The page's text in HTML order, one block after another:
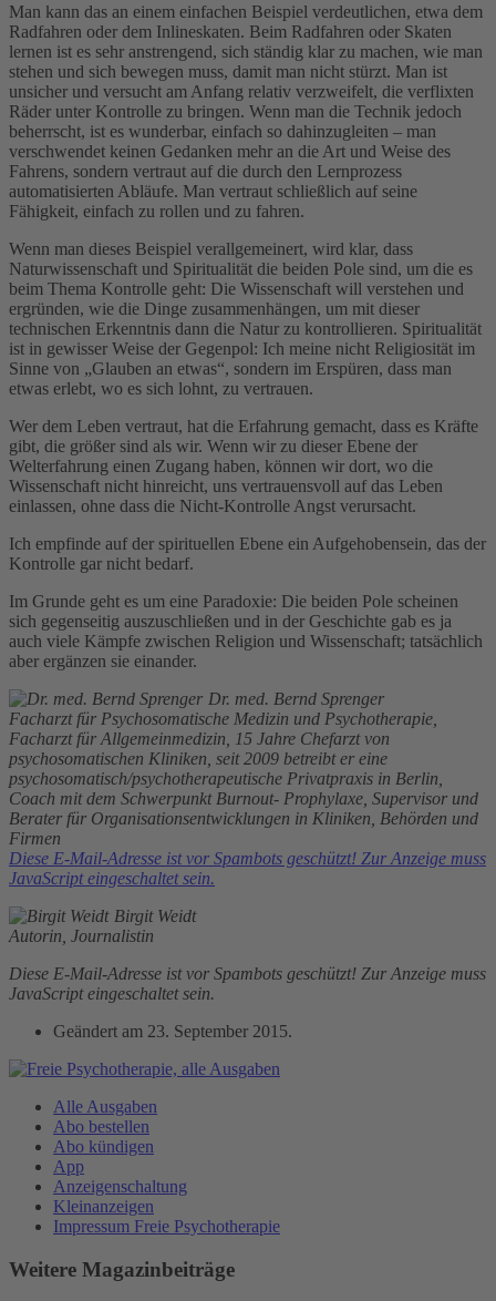
Man kann das an einem einfachen Beispiel verdeutlichen, etwa dem
Radfahren oder dem Inlineskaten. Beim Radfahren oder Skaten
lernen ist es sehr anstrengend, sich ständig klar zu machen, wie man
stehen und sich bewegen muss, damit man nicht stürzt. Man ist
unsicher und versucht am Anfang relativ verzweifelt, die verflixten
Räder unter Kontrolle zu bringen. Wenn man die Technik jedoch
beherrscht, ist es wunderbar, einfach so dahinzugleiten – man
verschwendet keinen Gedanken mehr an die Art und Weise des
Fahrens, sondern vertraut auf die durch den Lernprozess
automatisierten Abläufe. Man vertraut schließlich auf seine
Fähigkeit, einfach zu rollen und zu fahren.
Wenn man dieses Beispiel verallgemeinert, wird klar, dass
Naturwissenschaft und Spiritualität die beiden Pole sind, um die es
beim Thema Kontrolle geht: Die Wissenschaft will verstehen und
ergründen, wie die Dinge zusammenhängen, um mit dieser
technischen Erkenntnis dann die Natur zu kontrollieren. Spiritualität
ist in gewisser Weise der Gegenpol: Ich meine nicht Religiosität im
Sinne von „Glauben an etwas“, sondern im Erspüren, dass man
etwas erlebt, wo es sich lohnt, zu vertrauen.
Wer dem Leben vertraut, hat die Erfahrung gemacht, dass es Kräfte
gibt, die größer sind als wir. Wenn wir zu dieser Ebene der
Welterfahrung einen Zugang haben, können wir dort, wo die
Wissenschaft nicht hinreicht, uns vertrauensvoll auf das Leben
einlassen, ohne dass die Nicht-Kontrolle Angst verursacht.
Ich empfinde auf der spirituellen Ebene ein Aufgehobensein, das der
Kontrolle gar nicht bedarf.
Im Grunde geht es um eine Paradoxie: Die beiden Pole scheinen
sich gegenseitig auszuschließen und in der Geschichte gab es ja
auch viele Kämpfe zwischen Religion und Wissenschaft; tatsächlich
aber ergänzen sie einander.
Dr. med. Bernd Sprenger
Facharzt für Psychosomatische Medizin und Psychotherapie,
Facharzt für Allgemeinmedizin, 15 Jahre Chefarzt von
psychosomatischen Kliniken, seit 2009 betreibt er eine
psychosomatisch/psychotherapeutische Privatpraxis in Berlin,
Coach mit dem Schwerpunkt Burnout- Prophylaxe, Supervisor und
Berater für Organisationsentwicklungen in Kliniken, Behörden und
Firmen
Diese E-Mail-Adresse ist vor Spambots geschützt! Zur Anzeige muss
JavaScript eingeschaltet sein.
Birgit Weidt
Autorin, Journalistin
Diese E-Mail-Adresse ist vor Spambots geschützt! Zur Anzeige muss
JavaScript eingeschaltet sein.
Geändert am 23. September 2015.
Alle Ausgaben
Abo bestellen
Abo kündigen
App
Anzeigenschaltung
Kleinanzeigen
Impressum Freie Psychotherapie
Weitere Magazinbeiträge